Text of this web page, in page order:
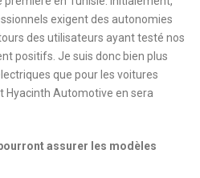
exigent des autonomies
des utilisateurs ayant testé nos
positifs. Je suis donc bien plus
que pour les voitures
Hyacinth Automotive en sera
assurer les modèles